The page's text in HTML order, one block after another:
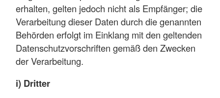
erhalten, gelten jedoch nicht als Empfänger; die
Verarbeitung dieser Daten durch die genannten
Behörden erfolgt im Einklang mit den geltenden
Datenschutzvorschriften gemäß den Zwecken
der Verarbeitung.
i) Dritter